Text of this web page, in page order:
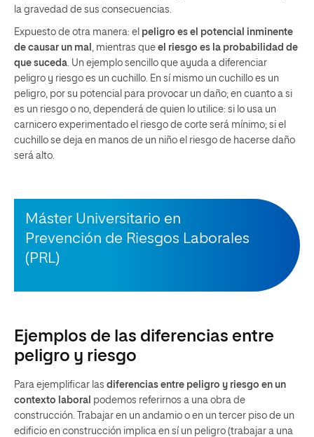
la gravedad de sus consecuencias.
Expuesto de otra manera: el peligro es el potencial inminente
de causar un mal
, mientras que el riesgo es la probabilidad de
que suceda . Un ejemplo sencillo que ayuda a diferenciar
peligro y riesgo es un cuchillo. En sí mismo un cuchillo es un
peligro, por su potencial para provocar un daño; en cuanto a si
es un riesgo o no, dependerá de quien lo utilice: si lo usa un
carnicero experimentado el riesgo de corte será mínimo; si el
cuchillo se deja en manos de un niño el riesgo de hacerse daño
será alto.
Máster Universitario en
Prevención de Riesgos Laborales
(PRL)
Ejemplos de las diferencias entre
peligro y riesgo
Para ejemplificar las diferencias entre peligro y riesgo en un
contexto laboral podemos referirnos a una obra de
construcción. Trabajar en un andamio o en un tercer piso de un
edificio en construcción implica en sí un peligro (trabajar a una